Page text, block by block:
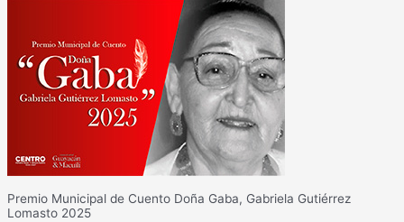
Premio Municipal de Cuento Doña Gaba, Gabriela Gutiérrez
Lomasto 2025